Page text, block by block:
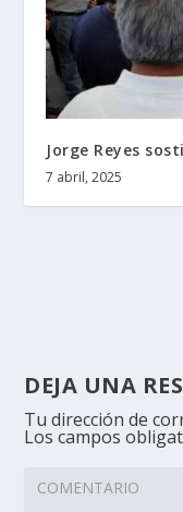
Jorge Reyes
7 abril, 2025
DEJA UNA
Tu dirección de
Los campos